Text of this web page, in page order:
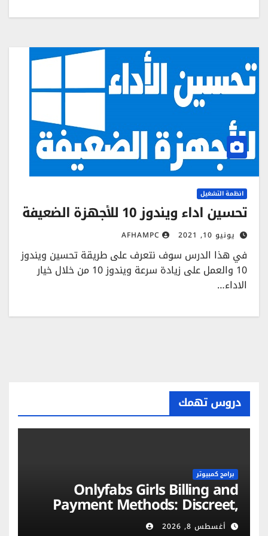
انظمة التشغيل
تحسين اداء ويندوز 10 للأجهزة الضعيفة
يونيو 10, 2021 AFHAMPC
في هذا الدرس سوف نتعرف على طريقة تحسين ويندوز
10 والعمل على زيادة سرعة ويندوز 10 من خلال خيار
الاداء…
دروس تهمك
برامج كمبيوتر
Onlyfabs Girls Billing and
Payment Methods: Discreet,
Secure & Flexible Options
أغسطس 8, 2026